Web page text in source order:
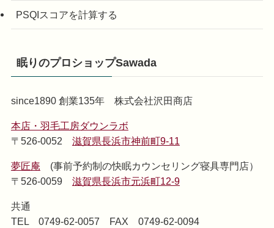
PSQIスコアを計算する
眠りのプロショップSawada
since1890 創業135年 株式会社沢田商店
本店・羽毛工房ダウンラボ
〒526-0052 滋賀県長浜市神前町9-11
夢匠庵 (事前予約制の快眠カウンセリング寝具専門店）
〒526-0059 滋賀県長浜市元浜町12-9
共通
TEL 0749-62-0057 FAX 0749-62-0094